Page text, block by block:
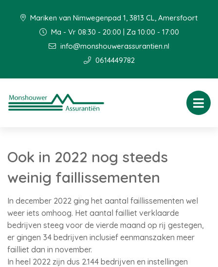
Mariken van Nimwegenpad 1, 3813 CL, Amersfoort
Ma - Vr 08:30 - 20:00 | Za 10:00 - 17:00
info@monshouwerassurantien.nl
0614449782
Ook in 2022 nog steeds
weinig faillissementen
In december 2022 ging het aantal faillissementen wel
weer iets omhoog. Het aantal failliet verklaarde
bedrijven steeg voor de vierde maand op rij gestegen,
er gingen 34 bedrijven inclusief eenmanszaken meer
failliet dan in november.
In heel 2022 zijn dus 2.144 bedrijven en instellingen